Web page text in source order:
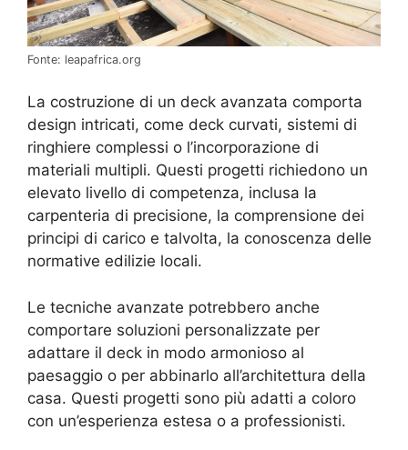
Fonte: leapafrica.org
La costruzione di un deck avanzata comporta
design intricati, come deck curvati, sistemi di
ringhiere complessi o l’incorporazione di
materiali multipli. Questi progetti richiedono un
elevato livello di competenza, inclusa la
carpenteria di precisione, la comprensione dei
principi di carico e talvolta, la conoscenza delle
normative edilizie locali.
Le tecniche avanzate potrebbero anche
comportare soluzioni personalizzate per
adattare il deck in modo armonioso al
paesaggio o per abbinarlo all’architettura della
casa. Questi progetti sono più adatti a coloro
con un’esperienza estesa o a professionisti.